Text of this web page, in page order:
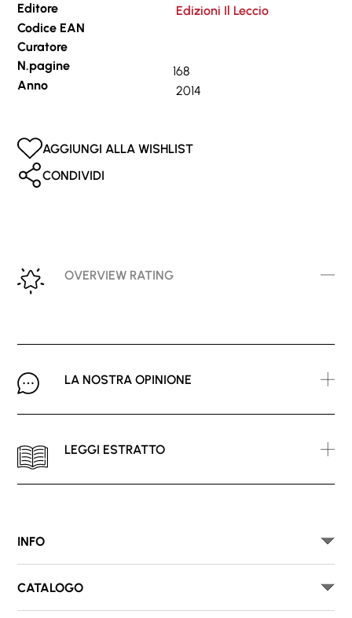
Editore
Edizioni Il Leccio
Codice EAN
Curatore
N.pagine
168
Anno
2014
AGGIUNGI ALLA WISHLIST
CONDIVIDI
OVERVIEW RATING
LA NOSTRA OPINIONE
LEGGI ESTRATTO
INFO
CATALOGO